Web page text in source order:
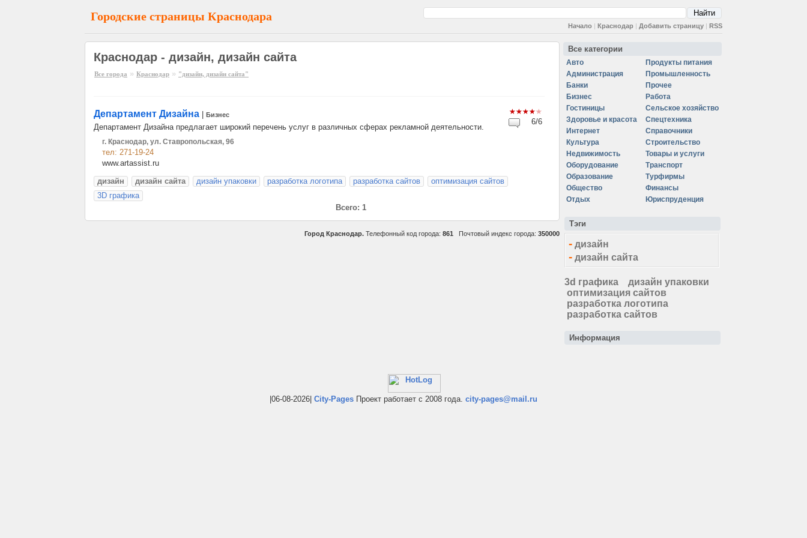
Городские страницы Краснодара
Начало | Краснодар | Добавить страницу | RSS
Краснодар - дизайн, дизайн сайта
Все города » Краснодар » "дизайн, дизайн сайта"
6/6
Департамент Дизайна Бизнес
Департамент Дизайна предлагает широкий перечень услуг в различных сферах рекламной деятельности.
г. Краснодар, ул. Ставропольская, 96
тел: 271-19-24
www.artassist.ru
дизайн
дизайн сайта дизайн упаковки разработка логотипа разработка сайтов
оптимизация сайтов
3D графика
Всего: 1
Город Краснодар. Телефонный код города: 861 Почтовый индекс города: 350000
Все категории
Авто
Администрация
Банки
Бизнес
Гостиницы
Здоровье и красота
Интернет
Культура
Недвижимость
Оборудование
Образование
Общество
Отдых
Продукты питания
Промышленность
Прочее
Работа
Сельское хозяйство
Спецтехника
Справочники
Строительство
Товары и услуги
Транспорт
Турфирмы
Финансы
Юриспруденция
Тэги
- дизайн
- дизайн сайта
3d графика
дизайн упаковки
оптимизация сайтов
разработка логотипа
разработка сайтов
Информация
|06-08-2026| City-Pages Проект работает с 2008 года. city-pages@mail.ru